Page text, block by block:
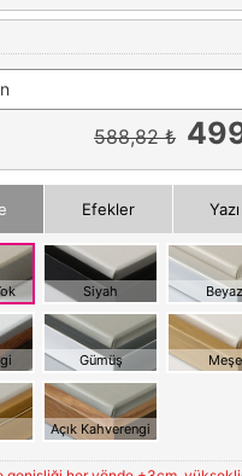
588,82 ₺
Efekler Yazı
Siyah Beyaz
Gümüş Meşe
Açık Kahverengi